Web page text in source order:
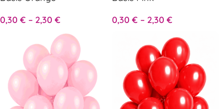
0,30 € – 2,30 €
0,30 € – 2,30 €